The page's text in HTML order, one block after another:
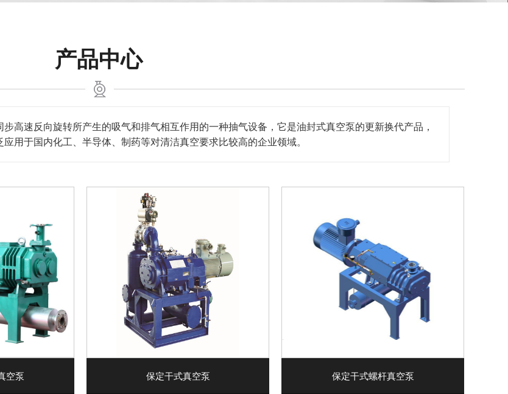
产品中心
高速反向旋转所产生的吸气和排气相互作用的一种抽气设备，它是油封式真空泵的更新换代产品，
用于国内化工、半导体、制药等对清洁真空要求比较高的企业领域。
空泵 保定干式真空泵 保定干式螺杆真空泵